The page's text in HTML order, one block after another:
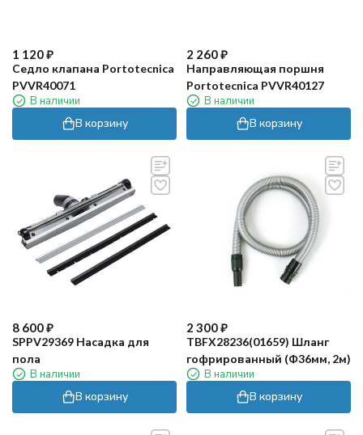
1 120₽
Седло клапана Portotecnica
PVVR40071
В наличии
В корзину
2 260₽
Направляющая поршня
Portotecnica PVVR40127
В наличии
В корзину
8 600₽
SPPV29369 Насадка для
пола
В наличии
В корзину
2 300₽
TBFX28236(01659) Шланг
гофрированный (Ф36мм, 2м)
В наличии
В корзину